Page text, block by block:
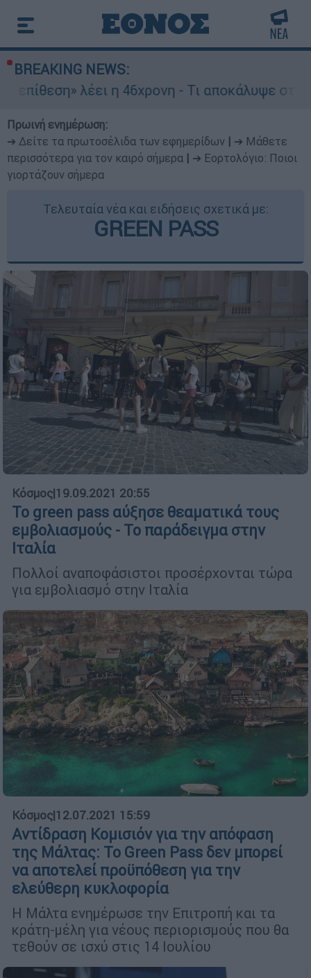
BREAKING NEWS:
λέει η 46χρονη - Τι αποκάλυψε στους
Πρωινή ενημέρωση:
➔ Δείτε τα πρωτοσέλιδα των εφημερίδων
➔ Μάθετε
περισσότερα για τον καιρό σήμερα
➔ Εορτολόγιο: Ποιοι
γιορτάζουν σήμερα
Τελευταία νέα και ειδήσεις σχετικά με:
GREEN PASS
Κόσμος|19.09.2021 20:55
To green pass αύξησε θεαματικά τους
εμβολιασμούς - Το παράδειγμα στην
Ιταλία
Πολλοί αναποφάσιστοι προσέρχονται τώρα
για εμβολιασμό στην Ιταλία
Κόσμος|12.07.2021 15:59
Αντίδραση Κομισιόν για την απόφαση
της Μάλτας: Το Green Pass δεν μπορεί
να αποτελεί προϋπόθεση για την
ελεύθερη κυκλοφορία
Η Μάλτα ενημέρωσε την Επιτροπή και τα
κράτη-μέλη για νέους περιορισμούς που θα
τεθούν σε ισχύ στις 14 Ιουλίου